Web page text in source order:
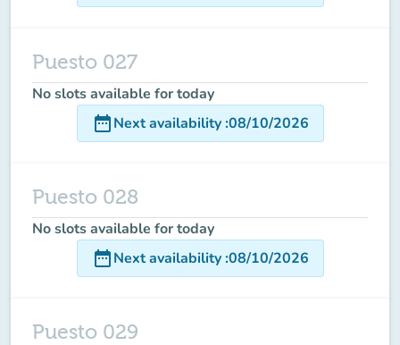
Puesto 027
No slots available for today
date_rangeNext availability:08/10/2026
Puesto 028
No slots available for today
date_rangeNext availability:08/10/2026
Puesto 029